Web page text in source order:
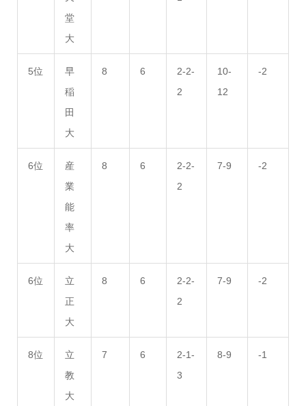
堂
大
5位
早
稲
田
大
8 6
2-2-
2
10-
12
-2
6位
産
業
能
率
大
8 6
2-2-
2
7-9 -2
6位
立
正
大
8 6
2-2-
2
7-9 -2
8位
立
教
大
7 6
2-1-
3
8-9 -1